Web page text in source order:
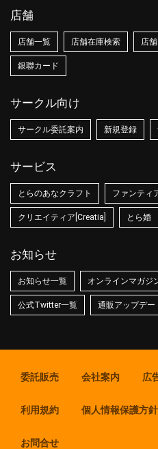
店舗
店舗一覧 店舗在庫検索 店
銀聯カード
サークル向け
サークル委託案内 新規登録
サービス
とらのあなクラフト ファンティ
クリエイティア[Creatia] とら婚
お知らせ
お知らせ一覧 オンラインマガジ
公式Twitter一覧 通販アップデー
委託販売 会社案内 広
利用規約 個人情報保護方針
お問合せ